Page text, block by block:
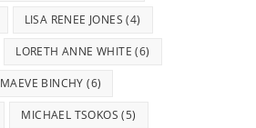
LISA RENEE JONES (4)
LORETH ANNE WHITE (6)
MAEVE BINCHY (6)
MICHAEL TSOKOS (5)